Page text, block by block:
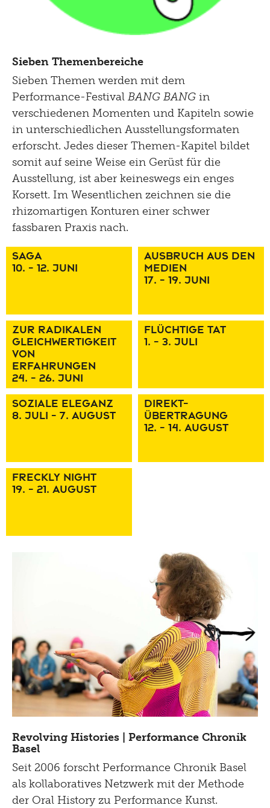
Sieben Themenbereiche
Sieben Themen werden mit dem
Performance-Festival BANG BANG in
verschiedenen Momenten und Kapiteln sowie
in unterschiedlichen Ausstellungsformaten
erforscht. Jedes dieser Themen-Kapitel bildet
somit auf seine Weise ein Gerüst für die
Ausstellung, ist aber keineswegs ein enges
Korsett. Im Wesentlichen zeichnen sie die
rhizomartigen Konturen einer schwer
fassbaren Praxis nach.
SAgA
10. - 12. Juni
AUSBRUCH AUS DEN
MEDIEN
17. - 19. Juni
ZUR RADIKALEN
gLEICHWERTIgKEIT
VON
ERFAHRUNgEN
24. - 26. Juni
FLÜCHTIgE TAT
1. - 3. Juli
SOZIALE ELEgANZ
8. Juli - 7. August
DIREKT-
ÜBERTRAgUNg
12. - 14. August
FRECKLY NIgHT
19. - 21. August
Revolving Histories | Performance Chronik
Basel
Seit 2006 forscht Performance Chronik Basel
als kollaboratives Netzwerk mit der Methode
der Oral History zu Performance Kunst.